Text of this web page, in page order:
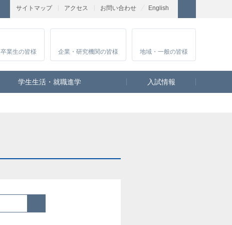
サイトマップ アクセス お問い合わせ English
卒業生の皆様 企業・研究機関の皆様 地域・一般の皆様
学生生活・就職進学 入試情報